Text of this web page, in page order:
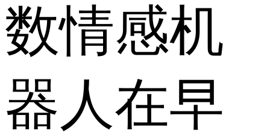
数情感机
器人在早